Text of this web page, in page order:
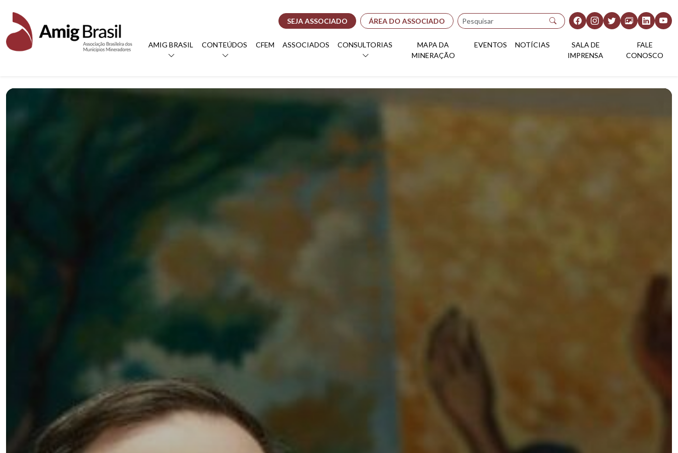
SEJA ASSOCIADO ÁREA DO ASSOCIADO Pesquisar
AMIG BRASIL CONTEÚDOS CFEM ASSOCIADOS CONSULTORIAS
MAPA DA
MINERAÇÃO
EVENTOS NOTÍCIAS
SALA DE
IMPRENSA
FALE
CONOSCO